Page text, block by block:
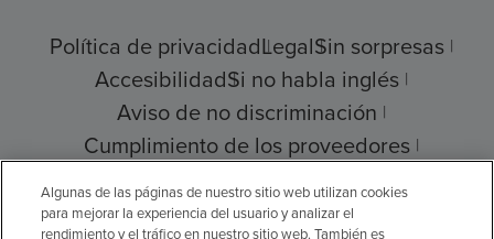
Política de privacidadLegalSin sorpresas
AccesibilidadSi no habla inglés
Aviso de no discriminación
Cumplimiento de los proveedores
Transparencia de precios
Algunas de las páginas de nuestro sitio web utilizan cookies
para mejorar la experiencia del usuario y analizar el
rendimiento y el tráfico en nuestro sitio web. También es